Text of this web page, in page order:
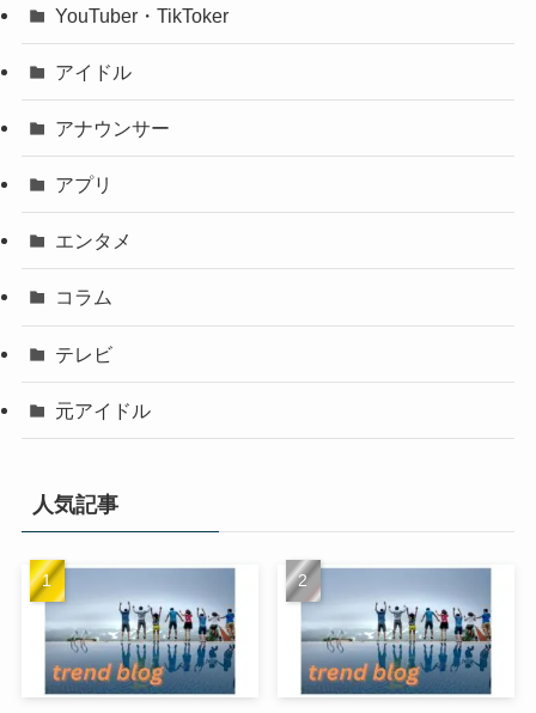
YouTuber・TikToker
アイドル
アナウンサー
アプリ
エンタメ
コラム
テレビ
元アイドル
人気記事